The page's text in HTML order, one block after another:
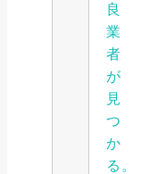
良
業
者
が
見
つ
か
る。